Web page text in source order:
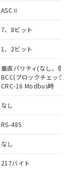
ASCⅡ
7、8ビット
1、2ビット
垂直パリティ(なし、偶
BCC(ブロックチェック
CRC-16 Modbus時
なし
RS-485
なし
217バイト